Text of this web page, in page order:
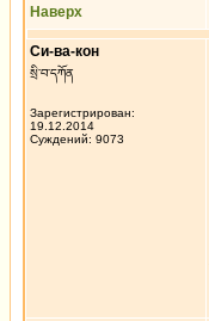
Наверх
Си-ва-кон
སྲི་བ་དཀོན
Зарегистрирован:
19.12.2014
Суждений: 9073